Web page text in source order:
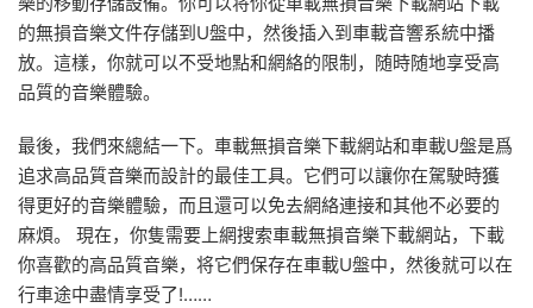
的無損音樂文件存儲到U盤中，然後插入到車載音響系統中播
放。這樣，你就可以不受地點和網絡的限制，随時随地享受高
品質的音樂體驗。
最後，我們來總結一下。車載無損音樂下載網站和車載U盤是爲
追求高品質音樂而設計的最佳工具。它們可以讓你在駕駛時獲
得更好的音樂體驗，而且還可以免去網絡連接和其他不必要的
麻煩。 現在，你隻需要上網搜索車載無損音樂下載網站，下載
你喜歡的高品質音樂，将它們保存在車載U盤中，然後就可以在
行車途中盡情享受了!……